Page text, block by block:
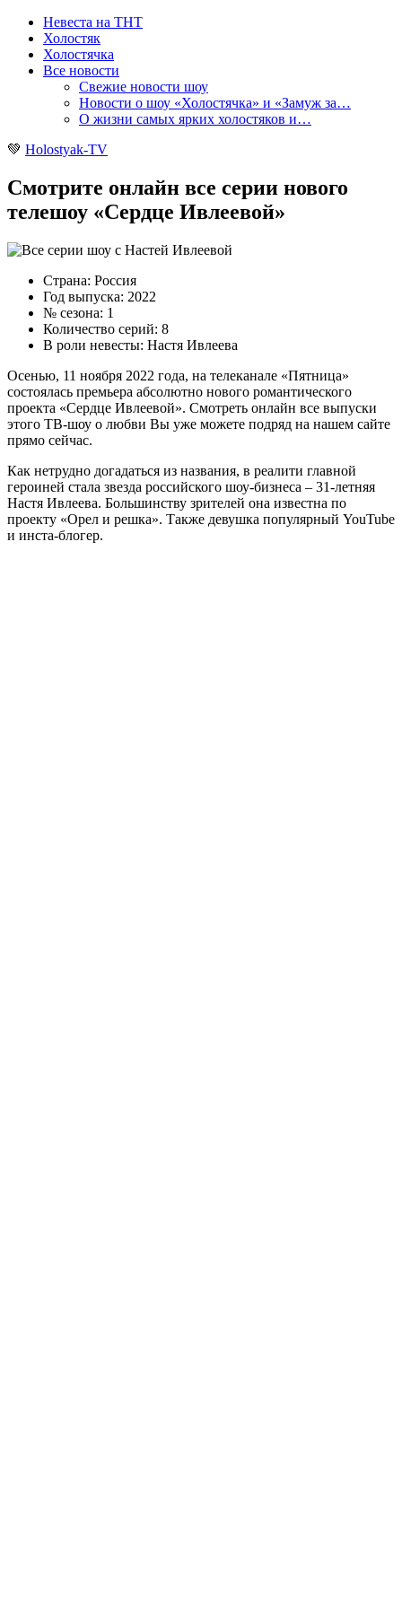
Невеста на ТНТ
Холостяк
Холостячка
Все новости
Свежие новости шоу
Новости о шоу «Холостячка» и «Замуж за…
О жизни самых ярких холостяков и…
💚 Holostyak-TV
Смотрите онлайн все серии нового
телешоу «Сердце Ивлеевой»
Страна: Россия
Год выпуска: 2022
№ сезона: 1
Количество серий: 8
В роли невесты: Настя Ивлеева
Осенью, 11 ноября 2022 года, на телеканале «Пятница»
состоялась премьера абсолютно нового романтического
проекта «Сердце Ивлеевой». Смотреть онлайн все выпуски
этого ТВ-шоу о любви Вы уже можете подряд на нашем сайте
прямо сейчас.
Как нетрудно догадаться из названия, в реалити главной
героиней стала звезда российского шоу-бизнеса – 31-летняя
Настя Ивлеева. Большинству зрителей она известна по
проекту «Орел и решка». Также девушка популярный YouTube
и инста-блогер.